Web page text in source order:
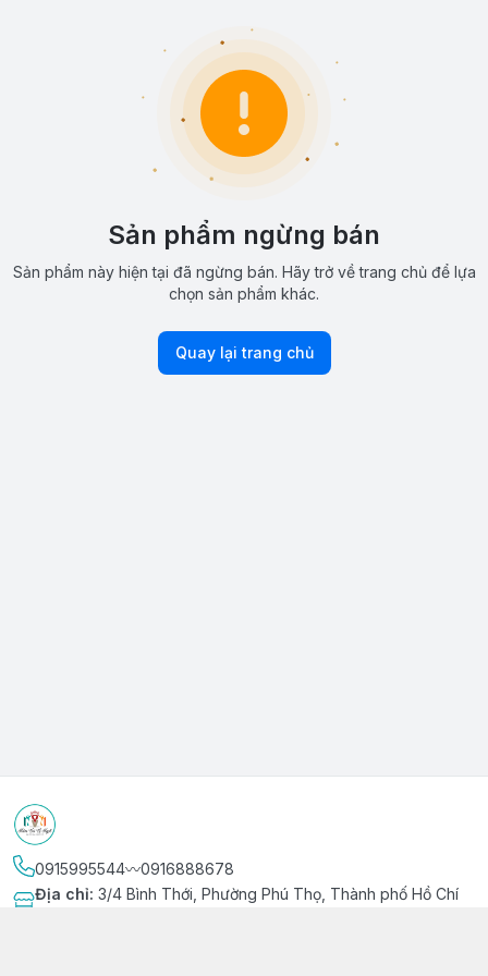
Sản phẩm ngừng bán
Sản phẩm này hiện tại đã ngừng bán. Hãy trở về trang chủ để lựa
chọn sản phẩm khác.
Quay lại trang chủ
0915995544〰️0916888678
Địa chỉ: 3/4 Bình Thới, Phường Phú Thọ, Thành phố Hồ Chí